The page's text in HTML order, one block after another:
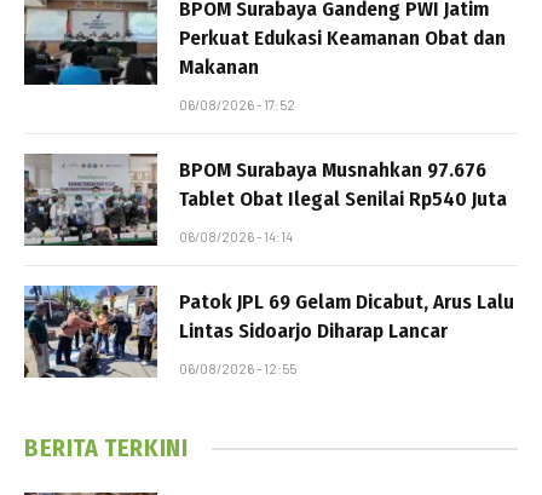
BPOM Surabaya Gandeng PWI Jatim
Perkuat Edukasi Keamanan Obat dan
Makanan
06/08/2026 - 17:52
BPOM Surabaya Musnahkan 97.676
Tablet Obat Ilegal Senilai Rp540 Juta
06/08/2026 - 14:14
Patok JPL 69 Gelam Dicabut, Arus Lalu
Lintas Sidoarjo Diharap Lancar
06/08/2026 - 12:55
BERITA TERKINI